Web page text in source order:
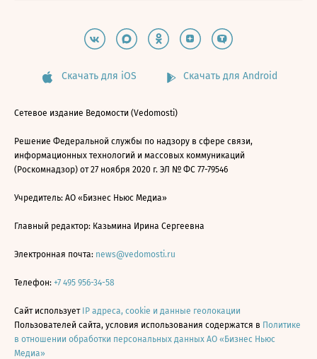
Скачать для iOS Скачать для Android
Сетевое издание Ведомости (Vedomosti)
Решение Федеральной службы по надзору в сфере связи,
информационных технологий и массовых коммуникаций
(Роскомнадзор) от 27 ноября 2020 г. ЭЛ № ФС 77-79546
Учредитель: АО «Бизнес Ньюс Медиа»
Главный редактор: Казьмина Ирина Сергеевна
Электронная почта: news@vedomosti.ru
Телефон: +7 495 956-34-58
Сайт использует IP адреса, cookie и данные геолокации
Пользователей сайта, условия использования содержатся в Политике
в отношении обработки персональных данных АО «Бизнес Ньюс
Медиа»